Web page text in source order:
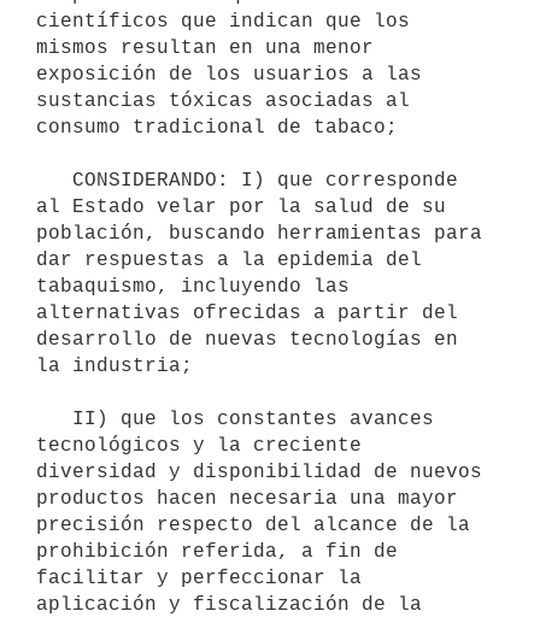
científicos que indican que los
mismos resultan en una menor
exposición de los usuarios a las
sustancias tóxicas asociadas al
consumo tradicional de tabaco;
al Estado velar por la salud de su
población, buscando herramientas para
dar respuestas a la epidemia del
tabaquismo, incluyendo las
alternativas ofrecidas a partir del
desarrollo de nuevas tecnologías en
la industria;
tecnológicos y la creciente
diversidad y disponibilidad de nuevos
productos hacen necesaria una mayor
precisión respecto del alcance de la
prohibición referida, a fin de
facilitar y perfeccionar la
aplicación y fiscalización de la